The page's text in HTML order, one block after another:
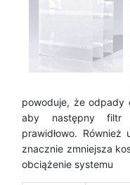
powoduje, że odpady
aby następny filtr
prawidłowo.
znacznie zmniejsza
obciążenie systemu